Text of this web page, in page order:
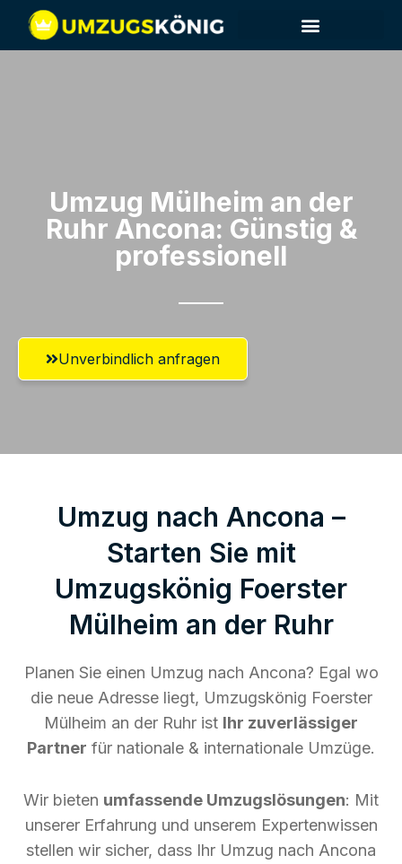
Umzug Mülheim an der
Ruhr​ Ancona: Günstig &
professionell​
Unverbindlich anfragen
Umzug nach Ancona –
Starten Sie mit
Umzugskönig Foerster
Mülheim an der Ruhr
Planen Sie einen Umzug nach Ancona? Egal wo
die neue Adresse liegt, Umzugskönig Foerster
Mülheim an der Ruhr ist Ihr zuverlässiger
Partner für nationale & internationale Umzüge.
Wir bieten umfassende Umzugslösungen: Mit
unserer Erfahrung und unserem Expertenwissen
stellen wir sicher, dass Ihr Umzug nach Ancona